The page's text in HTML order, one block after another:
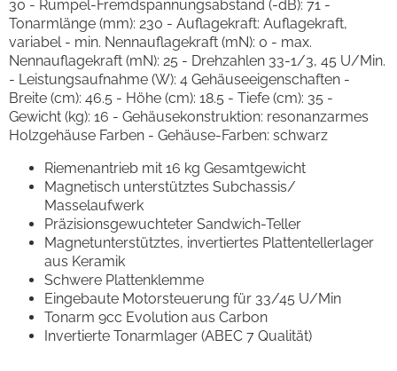
30 - Rumpel-Fremdspannungsabstand (-dB): 71 -
Tonarmlänge (mm): 230 - Auflagekraft: Auflagekraft,
variabel - min. Nennauflagekraft (mN): 0 - max.
Nennauflagekraft (mN): 25 - Drehzahlen 33-1/3, 45 U/Min.
- Leistungsaufnahme (W): 4 Gehäuseeigenschaften -
Breite (cm): 46.5 - Höhe (cm): 18.5 - Tiefe (cm): 35 -
Gewicht (kg): 16 - Gehäusekonstruktion: resonanzarmes
Holzgehäuse Farben - Gehäuse-Farben: schwarz
Riemenantrieb mit 16 kg Gesamtgewicht
Magnetisch unterstütztes Subchassis/
Masselaufwerk
Präzisionsgewuchteter Sandwich-Teller
Magnetunterstütztes, invertiertes Plattentellerlager
aus Keramik
Schwere Plattenklemme
Eingebaute Motorsteuerung für 33/45 U/Min
Tonarm 9cc Evolution aus Carbon
Invertierte Tonarmlager (ABEC 7 Qualität)